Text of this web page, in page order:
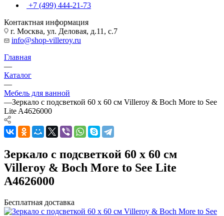
+7 (499) 444-21-73
Контактная информация
г. Москва, ул. Деловая, д.11, с.7
info@shop-villeroy.ru
Главная
—
Каталог
—
Мебель для ванной
—Зеркало с подсветкой 60 x 60 см Villeroy & Boch More to See
Lite A4626000
Зеркало с подсветкой 60 x 60 см
Villeroy & Boch More to See Lite
A4626000
Бесплатная доставка